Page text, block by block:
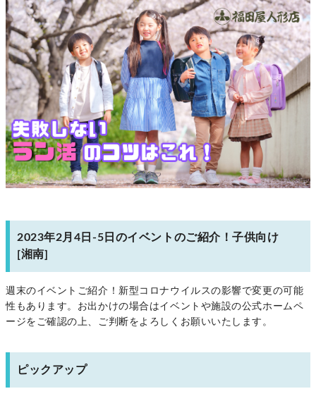
2023年2月4日-5日のイベントのご紹介！子供向け
[湘南]
週末のイベントご紹介！新型コロナウイルスの影響で変更の可能
性もあります。お出かけの場合はイベントや施設の公式ホームペ
ージをご確認の上、ご判断をよろしくお願いいたします。
ピックアップ